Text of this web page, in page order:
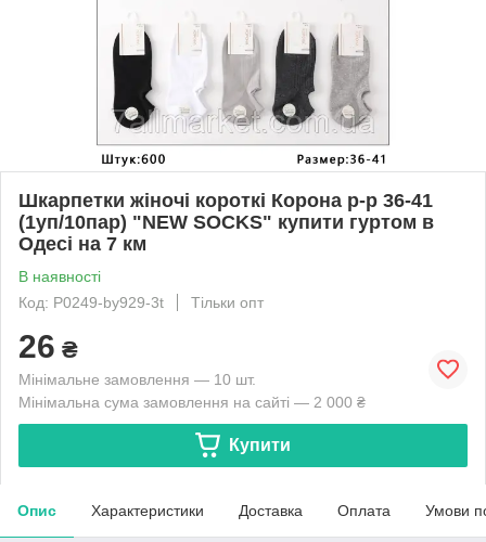
Шкарпетки жіночі короткі Корона р-р 36-41
(1уп/10пар) "NEW SOCKS" купити гуртом в
Одесі на 7 км
В наявності
Код: P0249-by929-3t
Тільки опт
26 ₴
Мінімальне замовлення — 10 шт.
Мінімальна сума замовлення на сайті — 2 000 ₴
Купити
Опис Характеристики Доставка Оплата Умови